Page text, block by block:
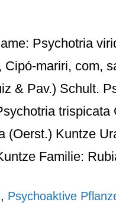
Psychotria
mariri, com,
& Pav.) Schult.
(Oerst.) Kuntze
Familie:
, Psychoaktive